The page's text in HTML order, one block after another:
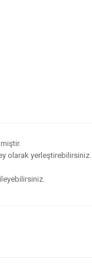
olarak yerleştirebilirsiniz.